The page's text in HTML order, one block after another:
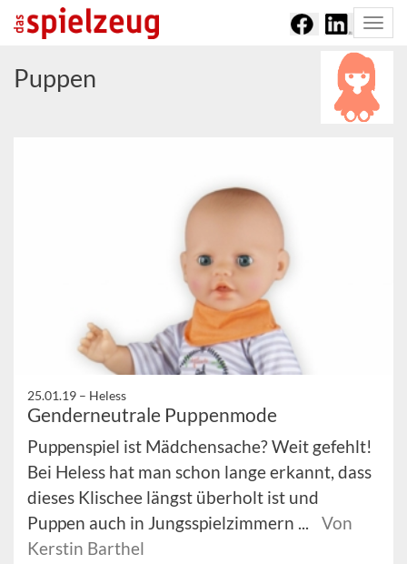
Puppen
25.01.19 – Heless
Genderneutrale Puppenmode
Puppenspiel ist Mädchensache? Weit gefehlt!
Bei Heless hat man schon lange erkannt, dass
dieses Klischee längst überholt ist und
Puppen auch in Jungsspielzimmern ...
Von
Kerstin Barthel